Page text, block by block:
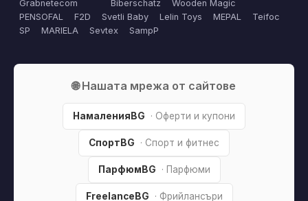
Grabnetecom
Biberschatz
Wooden Magic
PENSOFAL
F2D Svetli Baby Lelin Toys MEPAL
Teifoc
SP
MARIELA Sevtex SampP
🌐 Нашата мрежа от сайтове
НамаленияBG · Оферти и купони
СпортBG · Спорт и фитнес
ПарфюмBG · Парфюми
FreelanceBG · Фрийлансъри